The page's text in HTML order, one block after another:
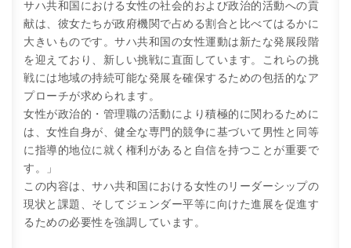
サハ共和国における女性の社会的および政治的活動への貢
献は、彼女たちが政府機関で占める割合と比べてはるかに
大きいものです。サハ共和国の女性運動は新たな発展段階
を迎えており、新しい挑戦に直面しています。これらの挑
戦には地域の持続可能な発展を確保するための包括的なア
プローチが求められます。
女性が政治的・管理職の活動により積極的に関わるために
は、女性自身が、健全な専門的競争に基づいて男性と同等
に指導的地位に就く権利があると自信を持つことが重要で
す。」
この内容は、サハ共和国における女性のリーダーシップの
現状と課題、そしてジェンダー平等に向けた進展を促進す
るための必要性を強調しています。